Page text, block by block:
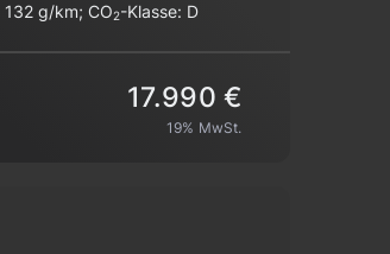
132 g/km; CO2-Klasse: D
17.990 €
19% MwSt.